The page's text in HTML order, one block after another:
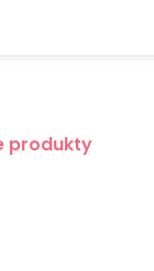
produkty